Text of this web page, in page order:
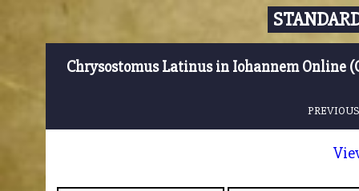
Chrysostomus Latinus in Iohannem Online